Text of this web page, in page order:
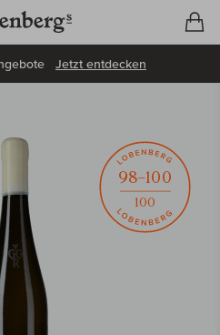
Jetzt entdecken
98–100
100